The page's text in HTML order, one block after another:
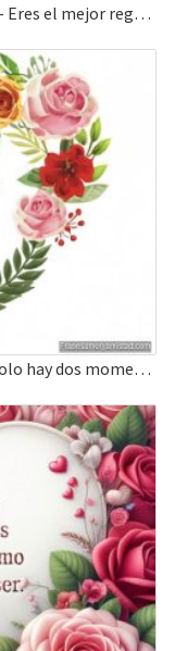
Frases de amor para dedicar a tu pareja – Eres el mejor regalo
Corazón de amor con frases Bonitas – Solo hay dos momentos